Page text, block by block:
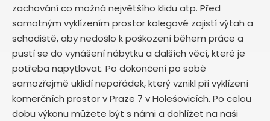
zachování co možná největšího klidu atp. Před
samotným vyklízením prostor kolegové zajistí výtah a
schodiště, aby nedošlo k poškození během práce a
pustí se do vynášení nábytku a dalších věcí, které je
potřeba napytlovat. Po dokončení po sobě
samozřejmě uklidí nepořádek, který vznikl při vyklízení
komerčních prostor v Praze 7 v Holešovicích. Po celou
dobu výkonu můžete být s námi a dohlížet na naši